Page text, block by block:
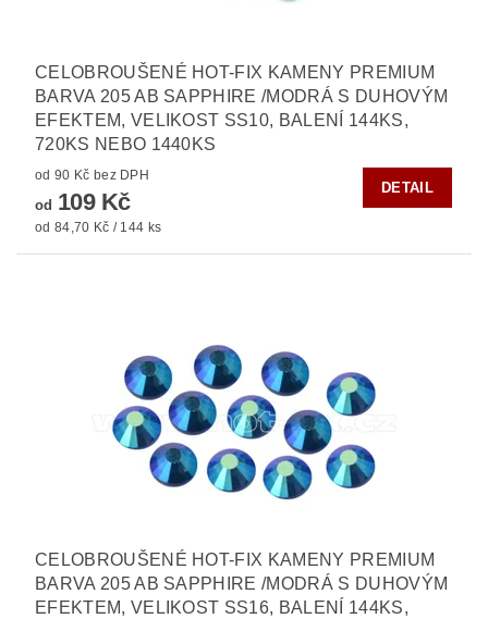
CELOBROUŠENÉ HOT-FIX KAMENY PREMIUM
BARVA 205 AB SAPPHIRE /MODRÁ S DUHOVÝM
EFEKTEM, VELIKOST SS10, BALENÍ 144KS,
720KS NEBO 1440KS
od 90 Kč bez DPH
od 109 Kč
od 84,70 Kč / 144 ks
DETAIL
CELOBROUŠENÉ HOT-FIX KAMENY PREMIUM
BARVA 205 AB SAPPHIRE /MODRÁ S DUHOVÝM
EFEKTEM, VELIKOST SS16, BALENÍ 144KS,